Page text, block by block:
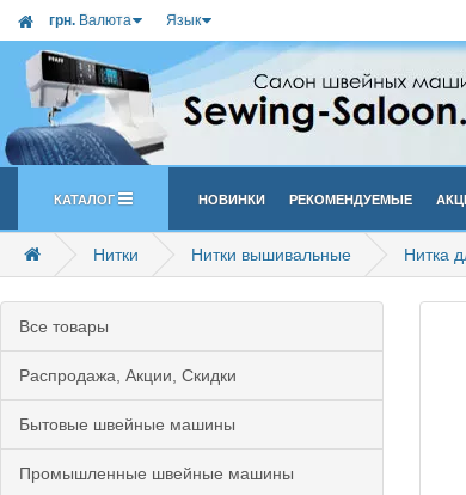
грн. Валюта Язык
Каталог Новинки Рекомендуемые
Нитки Нитки вышивальные Нитка
Все товары
Распродажа, Акции, Скидки
Бытовые швейные машины
Промышленные швейные машины